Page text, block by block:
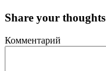
Share your thoughts
Комментарий